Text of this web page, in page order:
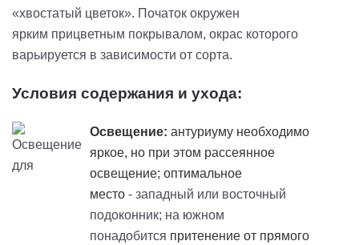
«хвостатый цветок». Початок окружен
ярким прицветным покрывалом, окрас которого
варьируется в зависимости от сорта.
Условия содержания и ухода:
Освещение: антуриуму необходимо
яркое, но при этом рассеянное
освещение; оптимальное
место - западный или восточный
подоконник; на южном
понадобится притенение от прямого